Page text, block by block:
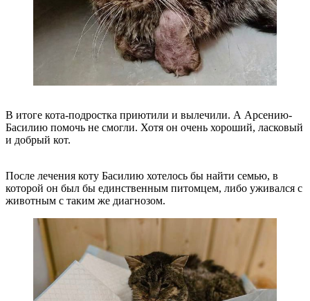
В итоге кота-подростка приютили и вылечили. А Арсению-
Басилию помочь не смогли. Хотя он очень хороший, ласковый
и добрый кот.
После лечения коту Басилию хотелось бы найти семью, в
которой он был бы единственным питомцем, либо уживался с
животным с таким же диагнозом.